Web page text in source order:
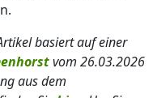
basiert auf einer
vom 26.03.2026
aus dem